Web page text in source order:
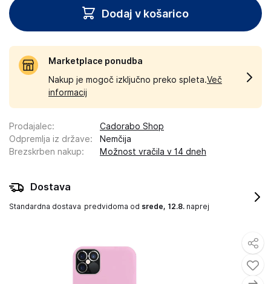
Dodaj v košarico
Marketplace ponudba
Nakup je mogoč izključno preko spleta.Več
informacij
Prodajalec:
Cadorabo Shop
Odpremlja iz države:
Nemčija
Brezskrben nakup: Možnost vračila v 14 dneh
Dostava
Standardna dostava predvidoma od srede, 12.8. naprej